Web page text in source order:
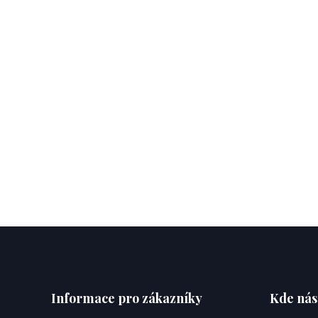
Informace pro zákazníky Kde